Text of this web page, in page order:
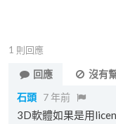
1 則回應
回應
沒有
石頭 7 年前
3D軟體如果是用